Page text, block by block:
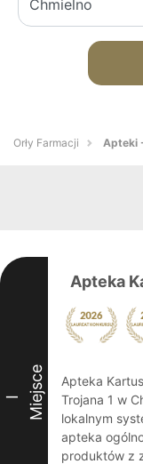
Orły Farmacji Apteki
I Miejsce
Apteka
Apteka
Trojana 1 w
lokalnym
apteka
produktów z